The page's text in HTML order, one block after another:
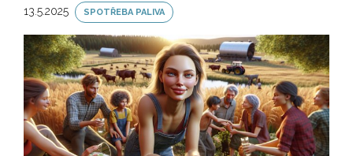
13.5.2025 SPOTŘEBA PALIVA